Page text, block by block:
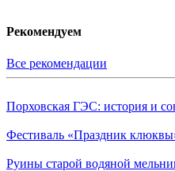
Рекомендуем
Все рекомендации
Порховская ГЭС: история и
Фестиваль «Праздник
Руины старой водяной